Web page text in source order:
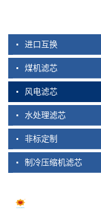
进口互换
煤机滤芯
风电滤芯
水处理滤芯
非标定制
制冷压缩机滤芯